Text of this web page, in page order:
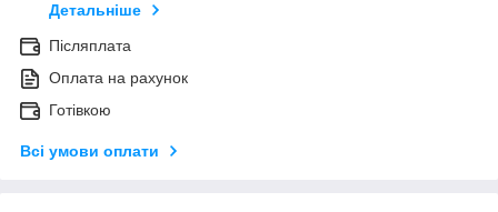
Детальніше
Післяплата
Оплата на рахунок
Готівкою
Всі умови оплати